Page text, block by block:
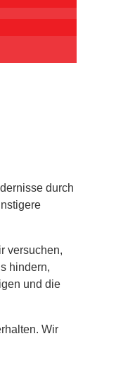
durch
versuchen,
hindern,
und die
Wir